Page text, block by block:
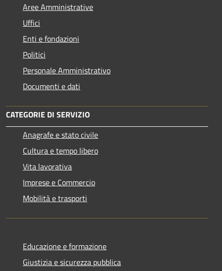
Aree Amministrative
Uffici
Enti e fondazioni
Politici
Personale Amministrativo
Documenti e dati
CATEGORIE DI SERVIZIO
Anagrafe e stato civile
Cultura e tempo libero
Vita lavorativa
Imprese e Commercio
Mobilità e trasporti
Educazione e formazione
Giustizia e sicurezza pubblica